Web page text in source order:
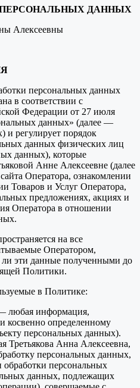
ДАННЫХ
Алексеевны
персональных данных
в соответствии с
Федерации от 27 июля
данных» (далее —
и регулирует порядок
данных физических лиц
данных), которые
Анне Алексеевне (далее
Оператора, ознакомлении
Товаров и Услуг Оператора,
предложениях, акциях и
Оператора в отношении
на все
Оператором,
ли эти данные полученными до
Политики.
в Политике:
любая информация,
косвенно определенному
персональных данных).
Третьякова Анна Алексеевна,
персональных данных,
обработки персональных
данных, подлежащих